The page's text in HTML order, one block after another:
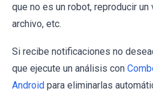
que no es un robot, reproducir un
archivo, etc.
Si recibe notificaciones no
que ejecute un análisis con
Android para eliminarlas